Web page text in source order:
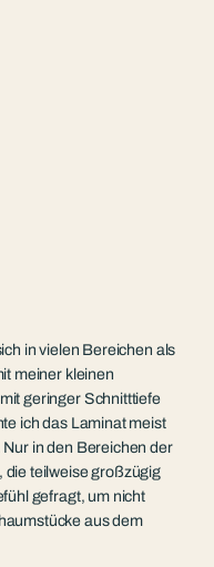
in vielen Bereichen als
meiner kleinen
geringer Schnitttiefe
ich das Laminat meist
in den Bereichen der
die teilweise großzügig
gefragt, um nicht
aus dem